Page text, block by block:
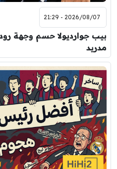
2026/08/07 - 21:29
بيب جوارديولا حسم وجهة
مدريد